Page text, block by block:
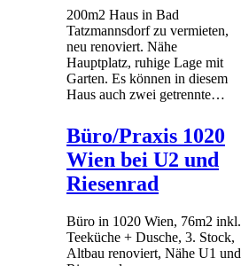
200m2 Haus in Bad
Tatzmannsdorf zu vermieten,
neu renoviert. Nähe
Hauptplatz, ruhige Lage mit
Garten. Es können in diesem
Haus auch zwei getrennte…
Büro/Praxis 1020
Wien bei U2 und
Riesenrad
Büro in 1020 Wien, 76m2 inkl.
Teeküche + Dusche, 3. Stock,
Altbau renoviert, Nähe U1 und